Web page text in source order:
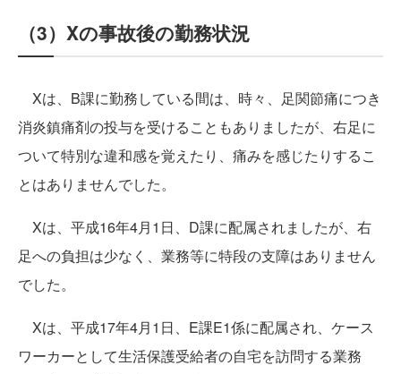
（3）Xの事故後の勤務状況
Xは、B課に勤務している間は、時々、足関節痛につき
消炎鎮痛剤の投与を受けることもありましたが、右足に
ついて特別な違和感を覚えたり、痛みを感じたりするこ
とはありませんでした。
Xは、平成16年4月1日、D課に配属されましたが、右
足への負担は少なく、業務等に特段の支障はありません
でした。
Xは、平成17年4月1日、E課E1係に配属され、ケース
ワーカーとして生活保護受給者の自宅を訪問する業務